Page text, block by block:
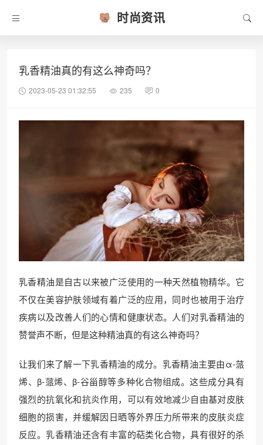
时尚资讯
乳香精油真的有这么神奇吗？
2023-05-23 01:32:55 235 0
乳香精油是自古以来被广泛使用的一种天然植物精华。它
不仅在美容护肤领域有着广泛的应用，同时也被用于治疗
疾病以及改善人们的心情和健康状态。人们对乳香精油的
赞誉声不断，但是这种精油真的有这么神奇吗？
让我们来了解一下乳香精油的成分。乳香精油主要由α-蒎
烯、β-蒎烯、β-谷甾醇等多种化合物组成。这些成分具有
强烈的抗氧化和抗炎作用，可以有效地减少自由基对皮肤
细胞的损害，并缓解因日晒等外界压力所带来的皮肤炎症
反应。乳香精油还含有丰富的萜类化合物，具有很好的杀